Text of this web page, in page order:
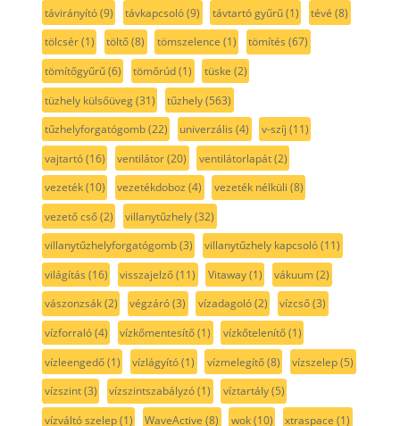
távirányító(9) távkapcsoló(9) távtartó gyűrű(1) tévé (8)
tölcsér(1) töltő(8) tömszelence (1) tömítés (67)
tömítőgyűrű(6) tömőrúd(1) tüske (2)
tüzhely külsőüveg(31) tűzhely(563)
tűzhelyforgatógomb(22) univerzális (4) v-szíj (11)
vajtartó(16) ventilátor(20) ventilátorlapát(2)
vezeték(10) vezetékdoboz (4) vezeték nélküli (8)
vezető cső(2) villanytűzhely(32)
villanytűzhelyforgatógomb(3) villanytűzhely kapcsoló(11)
világítás (16) visszajelző(11) Vitaway(1) vákuum(2)
vászonzsák(2) végzáró(3) vízadagoló(2) vízcső(3)
vízforraló(4) vízkőmentesítő(1) vízkőtelenítő(1)
vízleengedő(1) vízlágyító(1) vízmelegítő(8) vízszelep(5)
vízszint(3) vízszintszabályzó(1) víztartály(5)
vízváltó szelep(1) WaveActive (8) wok(10) xtraspace (1)